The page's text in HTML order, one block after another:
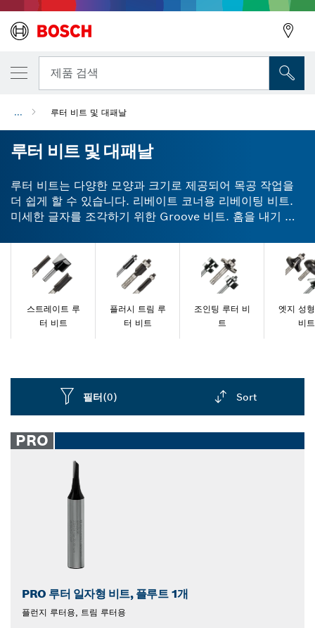
제품 검색
... 루터 비트 및 대패날
루터 비트 및 대패날
루터 비트는 다양한 모양과 크기로 제공되어 목공 작업을
더 쉽게 할 수 있습니다. 리베이트 코너용 리베이팅 비트.
미세한 글자를 조각하기 위한 Groove 비트. 홈을 내기 위
더 다양한 제품을 제공합니다. 당사의 루터 플래너 비트는
작업 시 발생하는 칩을 줄여 안전에 도움이 될 수 있도록 반
동을 방지하는 설계가 되어 있습니다. 레이저 카바이드 양
면 날 대패 나이프는 단단한 목재 표면에서 부드럽고 깨끗
하며 완벽한 결과물을 보장합니다. 카바이드 팁 루터 비트
는 수명이 길고 안정적이며 오래 사용할 수 있습니다. 목재
용 루터 비트로 완벽한 마감을 완성하십시오.
스트레이트 루
터 비트
플러시 트림 루
터 비트
조인팅 루터 비
트
엣지 성
비트
필터(0) Sort
closed
PRO
PRO 루터 일자형 비트, 플루트 1개
플런지 루터용, 트림 루터용